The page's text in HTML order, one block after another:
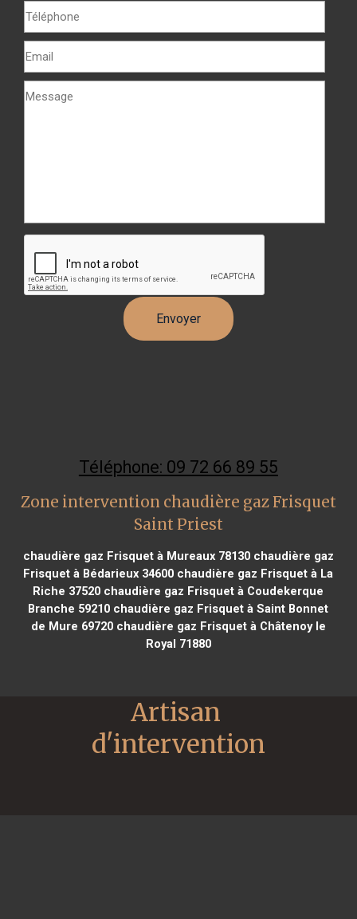
Téléphone: 09 72 66 89 55
Zone intervention chaudière gaz Frisquet
Saint Priest
chaudière gaz Frisquet à Mureaux 78130chaudière gaz
Frisquet à Bédarieux 34600 chaudière gaz Frisquet à La
Riche 37520 chaudière gaz Frisquet à Coudekerque
Branche 59210 chaudière gaz Frisquet à Saint Bonnet
de Mure 69720chaudière gaz Frisquet à Châtenoy le
Royal 71880
Artisan
d'intervention